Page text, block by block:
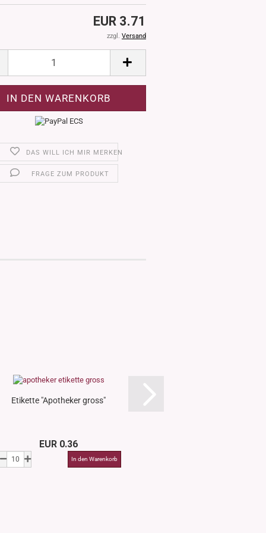
EUR 3.71
zzgl. Versand
DAS WILL ICH MIR MERKEN
FRAGE ZUM PRODUKT
Etikette "Apotheker gross"
EUR 0.36